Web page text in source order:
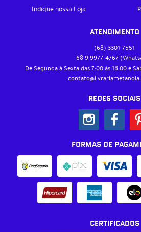
Indique nossa Loja
ATENDIMENTO
(68) 3301-7551
68 9 9977-4767
De Segunda à Sexta das 7:00 às 18:00 e
REDES SOCIAIS
FORMAS DE
CERTIFICADOS